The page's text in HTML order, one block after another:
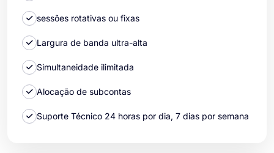
sessões rotativas ou fixas
Largura de banda ultra-alta
Simultaneidade ilimitada
Alocação de subcontas
Suporte Técnico 24 horas por dia, 7 dias por semana